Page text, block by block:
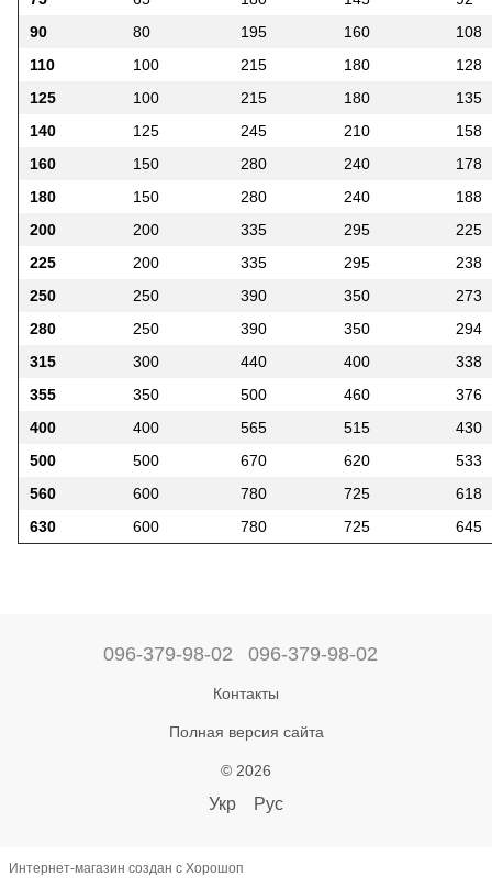
90
80 195 160
108
110
100 215 180
128
125
100 215 180
135
140
125 245 210
158
160
150 280 240
178
180
150 280 240
188
200
200 335 295
225
225
200 335 295
238
250
250 390 350
273
280
250 390 350
294
315
300 440 400
338
355
350 500 460
376
400
400 565 515
430
500
500 670 620
533
560
600 780 725
618
630
600 780 725 645
096-379-98-02 096-379-98-02
Контакты
Полная версия сайта
© 2026
Укр Рус
Интернет-магазин создан с Хорошоп